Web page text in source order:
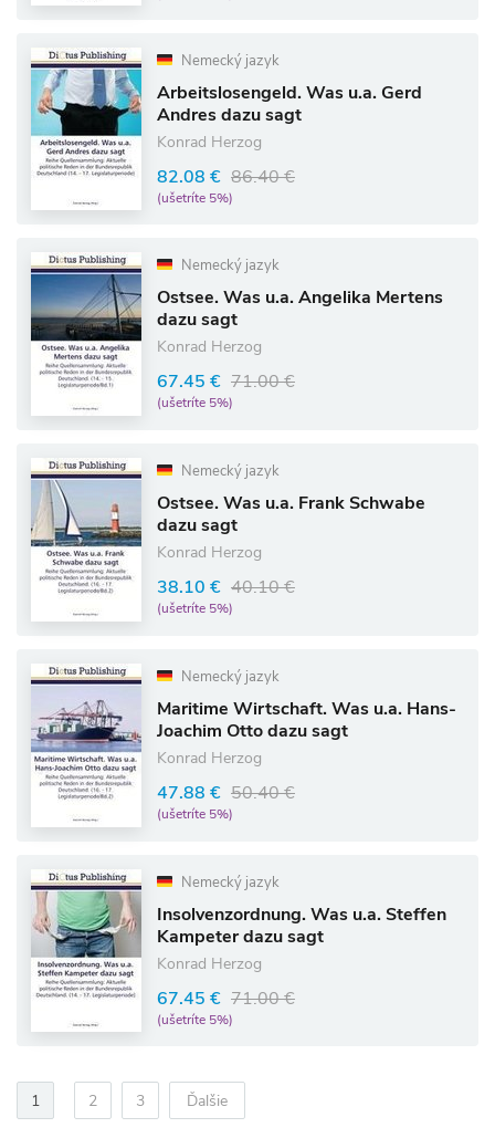
Nemecký jazyk
Arbeitslosengeld. Was u.a. Gerd
Andres dazu sagt
Konrad Herzog
82.08 € 86.40 €
(ušetríte 5%)
Nemecký jazyk
Ostsee. Was u.a. Angelika Mertens
dazu sagt
Konrad Herzog
67.45 € 71.00 €
(ušetríte 5%)
Nemecký jazyk
Ostsee. Was u.a. Frank Schwabe
dazu sagt
Konrad Herzog
38.10 € 40.10 €
(ušetríte 5%)
Nemecký jazyk
Maritime Wirtschaft. Was u.a. Hans-
Joachim Otto dazu sagt
Konrad Herzog
47.88 € 50.40 €
(ušetríte 5%)
Nemecký jazyk
Insolvenzordnung. Was u.a. Steffen
Kampeter dazu sagt
Konrad Herzog
67.45 € 71.00 €
(ušetríte 5%)
1 2 3 Ďalšie